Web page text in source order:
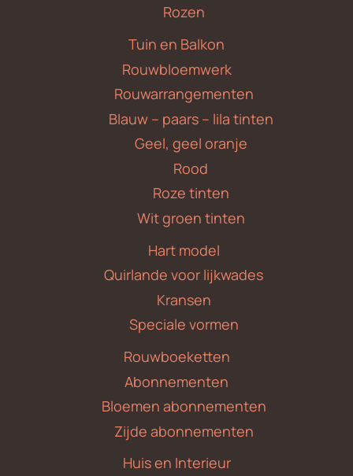
Rozen
Tuin en Balkon
Rouwbloemwerk
Rouwarrangementen
Blauw – paars – lila tinten
Geel, geel oranje
Rood
Roze tinten
Wit groen tinten
Hart model
Quirlande voor lijkwades
Kransen
Speciale vormen
Rouwboeketten
Abonnementen
Bloemen abonnementen
Zijde abonnementen
Huis en Interieur